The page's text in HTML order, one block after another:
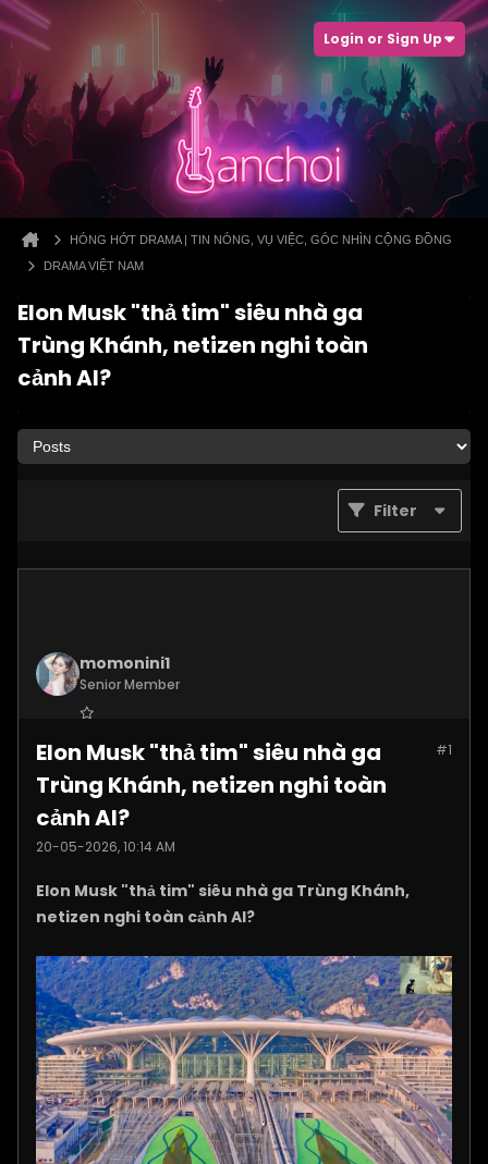
Login or Sign Up
HÓNG HỚT DRAMA | TIN NÓNG, VỤ VIỆC, GÓC NHÌN CỘNG ĐỒNG
DRAMA VIỆT NAM
Elon Musk "thả tim" siêu nhà ga
Trùng Khánh, netizen nghi toàn
cảnh AI?
Filter
momonini1
Senior Member
Posts:5399 #1
Elon Musk "thả tim" siêu nhà ga
Trùng Khánh, netizen nghi toàn
cảnh AI?
20-05-2026, 10:14 AM
Elon Musk "thả tim" siêu nhà ga Trùng Khánh,
netizen nghi toàn cảnh AI?